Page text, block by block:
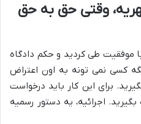
وقتی حق به حق
موفقیت طی کردید و حکم دادگاه
کسی نمی تونه به اون اعتراض
برای این کار باید درخواست
اجرائیه، یه دستور رسمیه